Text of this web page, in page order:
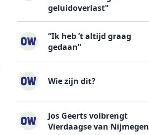
geluidoverlast"
“Ik heb ’t altijd graag
gedaan”
Wie zijn dit?
Jos Geerts volbrengt
Vierdaagse van Nijmegen